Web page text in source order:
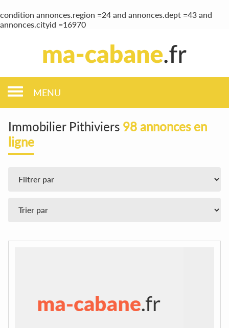
condition annonces.region =24 and annonces.dept =43 and
annonces.cityid =16970
MENU
Immobilier Pithiviers 98 annonces en
ligne